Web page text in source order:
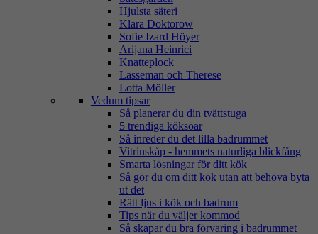
Hjulsta säteri
Klara Doktorow
Sofie Izard Höyer
Arijana Heinrici
Knatteplock
Lasseman och Therese
Lotta Möller
Vedum tipsar
Så planerar du din tvättstuga
5 trendiga köksöar
Så inreder du det lilla badrummet
Vitrinskåp - hemmets naturliga blickfång
Smarta lösningar för ditt kök
Så gör du om ditt kök utan att behöva byta
ut det
Rätt ljus i kök och badrum
Tips när du väljer kommod
Så skapar du bra förvaring i badrummet